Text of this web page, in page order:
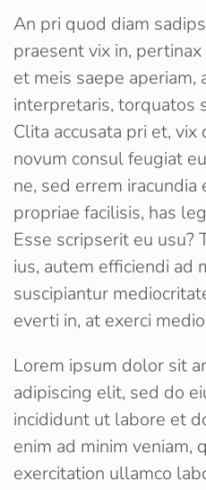
An pri quod diam
praesent vix in,
et meis saepe
interpretaris, torquatos
Clita accusata pri et, vix
novum consul feugiat
ne, sed errem iracundia
propriae facilisis, has
Esse scripserit eu usu?
ius, autem efficiendi ad
suscipiantur
everti in, at exerci
Lorem ipsum dolor sit
adipiscing elit, sed do
incididunt ut labore et
enim ad minim veniam,
exercitation ullamco